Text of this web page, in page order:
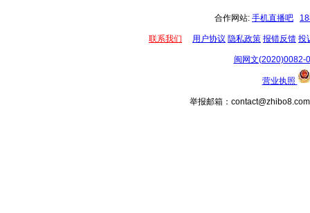
合作网站: 手机直播吧
联系我们 用户协议 隐私政策 报错反馈 投
闽网文(2020)0082-
营业执照
举报邮箱：